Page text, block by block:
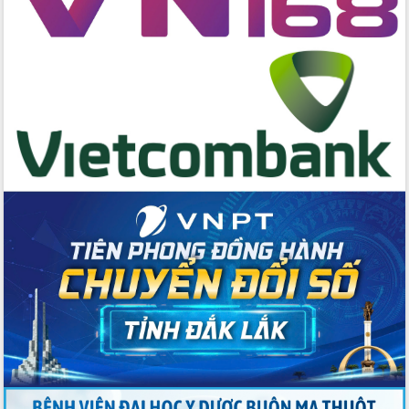
hai con số trong năm 2026
Tổ chức trang trọng Lễ hội Đền thờ
Bệnh án điện tử thúc đẩy chuyển đổi
số y tế tại Đắk Lắk
Chuyển đổi số thư viện: Mở rộng
không gian tri thức trong thời đại số
Đánh giá, rút kinh nghiệm công tác tổ
chức diễn tập trước ngày bầu cử
Chương trình “Gặp gỡ hữu nghị –
Friendship Meeting New Year 2026”
Bầu cử Quốc hội và HĐND: Cử tri Đắk
Lắk gửi gắm niềm tin, kỳ vọng vào lá
phiếu
Đắk Lắk sẵn sàng các điều kiện cho
Ngày hội bầu cử đại biểu Quốc hội
khóa XVI và HĐND các cấp nhiệm kỳ